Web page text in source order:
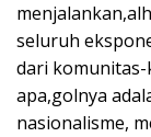
seluruh
dari
apa,golnya
nasionalisme,